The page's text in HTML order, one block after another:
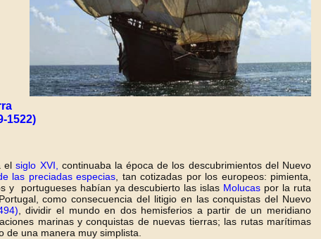
1522)
elsiglo XVI,
continuaba la época de los descubrimientos del Nuevo
las preciadas especias , tan cotizadas por los europeos: pimienta,
y portugueses habían ya descubierto las islas Molucas por la ruta
como consecuencia del litigio en las conquistas del Nuevo
, dividir el mundo en dos hemisferios a partir de un meridiano
marinas y conquistas de nuevas tierras; las rutas marítimas
de una manera muy simplista.